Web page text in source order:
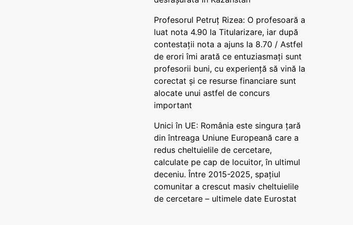
Profesorul Petruț Rizea: O profesoară a
luat nota 4.90 la Titularizare, iar după
contestații nota a ajuns la 8.70 / Astfel
de erori îmi arată ce entuziasmați sunt
profesorii buni, cu experiență să vină la
corectat și ce resurse financiare sunt
alocate unui astfel de concurs
important
Unici în UE: România este singura țară
din întreaga Uniune Europeană care a
redus cheltuielile de cercetare,
calculate pe cap de locuitor, în ultimul
deceniu. Între 2015-2025, spațiul
comunitar a crescut masiv cheltuielile
de cercetare – ultimele date Eurostat